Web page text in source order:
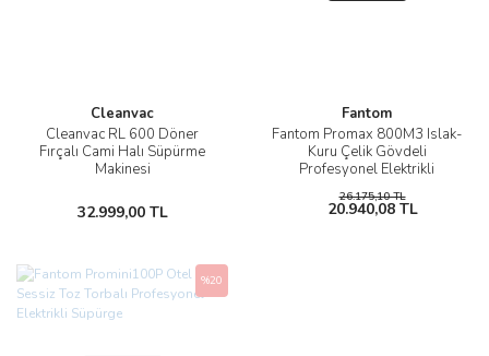
Cleanvac
Cleanvac RL 600 Döner
Fırçalı Cami Halı Süpürme
Makinesi
32.999,00 TL
Fantom
Fantom Promax 800M3 Islak-
Kuru Çelik Gövdeli
Profesyonel Elektrikli
26.175,10 TL
20.940,08 TL
%20